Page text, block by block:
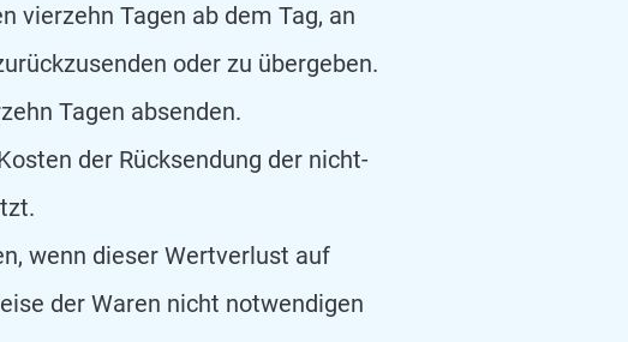
vierzehn Tagen ab dem Tag, an
oder zu übergeben.
Tagen absenden.
der Rücksendung der nicht-
wenn dieser Wertverlust auf
der Waren nicht notwendigen